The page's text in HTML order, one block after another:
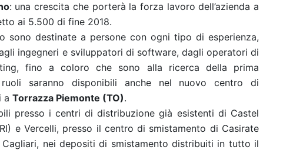
: una crescita che porterà la forza lavoro dell’azienda a
ai 5.500 di fine 2018.
sono destinate a persone con ogni tipo di esperienza,
ingegneri e sviluppatori di software, dagli operatori di
fino a coloro che sono alla ricerca della prima
saranno disponibili anche nel nuovo centro di
a Torrazza Piemonte (TO).
presso i centri di distribuzione già esistenti di Castel
e Vercelli, presso il centro di smistamento di Casirate
Cagliari, nei depositi di smistamento distribuiti in tutto il